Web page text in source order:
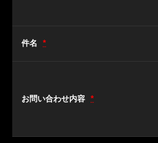
件名 *
お問い合わせ内容 *